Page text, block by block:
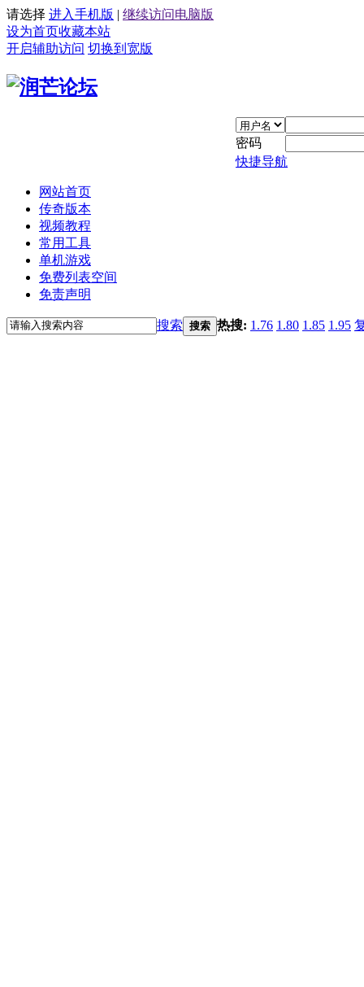
请选择 进入手机版 | 继续访问电脑版
设为首页收藏本站
开启辅助访问 切换到宽版
密码
快捷导航
网站首页
传奇版本
视频教程
常用工具
单机游戏
免费列表空间
免责声明
搜索 搜索 热搜: 1.76 1.80 1.85 1.95